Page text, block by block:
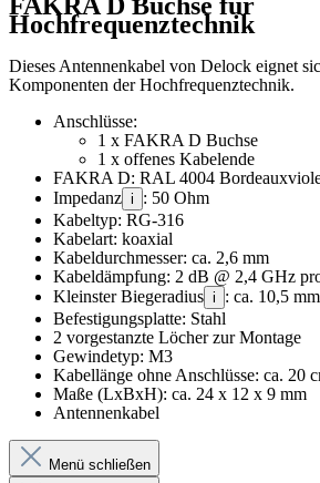
Hochfrequenztechnik
Dieses Antennenkabel von Delock eignet
Komponenten der Hochfrequenztechnik.
Anschlüsse:
1 x FAKRA D Buchse
1 x offenes Kabelende
FAKRA D: RAL 4004
Impedanz i
: 50 Ohm
Kabeltyp: RG-316
Kabelart: koaxial
Kabeldurchmesser: ca. 2,6 mm
Kabeldämpfung: 2 dB @ 2,4 GHz
Kleinster Biegeradius i
: ca. 10,5 mm
Befestigungsplatte: Stahl
2 vorgestanzte Löcher zur Montage
Gewindetyp: M3
Kabellänge ohne Anschlüsse: ca. 20
Maße (LxBxH): ca. 24 x 12 x 9 mm
Antennenkabel
Menü schließen